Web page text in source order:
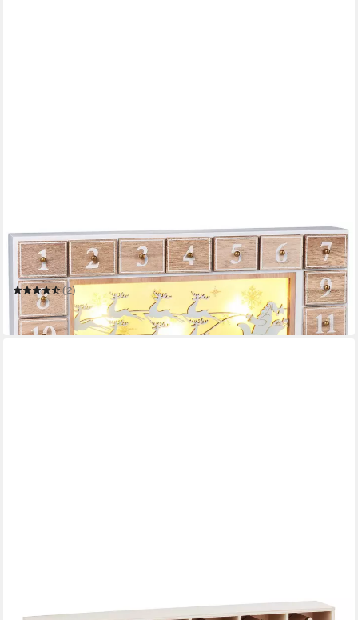
BRUBAKER
befüllbarer Adventskalender Holz Weihnachtskalender zum
Befüllen mit LED-Beleuchtung - 35,5 cm
(2)
39,99 €
in 2-3 Werktagen bei dir
Adventskalender Adventskalender-Häuser